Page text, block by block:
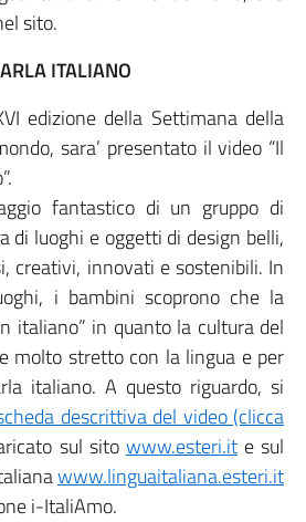
sito.
ITALIANO
edizione della Settimana della
sara’ presentato il video “Il
fantastico di un gruppo di
di luoghi e oggetti di design belli,
creativi, innovati e sostenibili. In
i bambini scoprono che la
italiano” in quanto la cultura del
molto stretto con la lingua e per
italiano. A questo riguardo, si
descrittiva del video (clicca
sul sito www.esteri.ite sul
www.linguaitaliana.esteri.it
i-ItaliAmo.